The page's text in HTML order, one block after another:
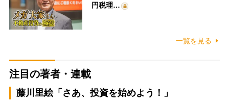
円税理…
一覧を見る
注目の著者・連載
藤川里絵「さあ、投資を始めよう！」